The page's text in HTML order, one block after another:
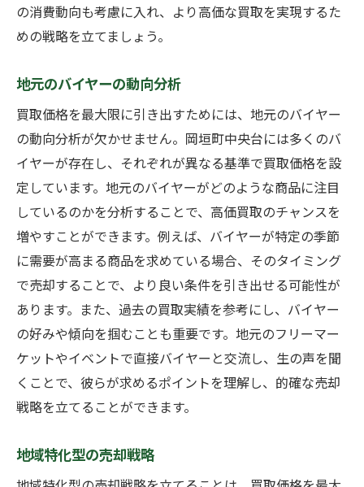
の消費動向も考慮に入れ、より高価な買取を実現するた
めの戦略を立てましょう。
地元のバイヤーの動向分析
買取価格を最大限に引き出すためには、地元のバイヤー
の動向分析が欠かせません。岡垣町中央台には多くのバ
イヤーが存在し、それぞれが異なる基準で買取価格を設
定しています。地元のバイヤーがどのような商品に注目
しているのかを分析することで、高価買取のチャンスを
増やすことができます。例えば、バイヤーが特定の季節
に需要が高まる商品を求めている場合、そのタイミング
で売却することで、より良い条件を引き出せる可能性が
あります。また、過去の買取実績を参考にし、バイヤー
の好みや傾向を掴むことも重要です。地元のフリーマー
ケットやイベントで直接バイヤーと交流し、生の声を聞
くことで、彼らが求めるポイントを理解し、的確な売却
戦略を立てることができます。
地域特化型の売却戦略